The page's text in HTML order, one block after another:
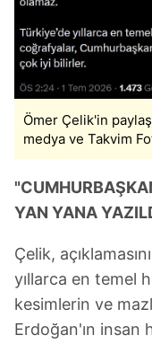
Ömer Çelik'in
medya ve Takvim
YAN YANA
Çelik,
yıllarca en temel
kesimlerin ve
Erdoğan'ın insan